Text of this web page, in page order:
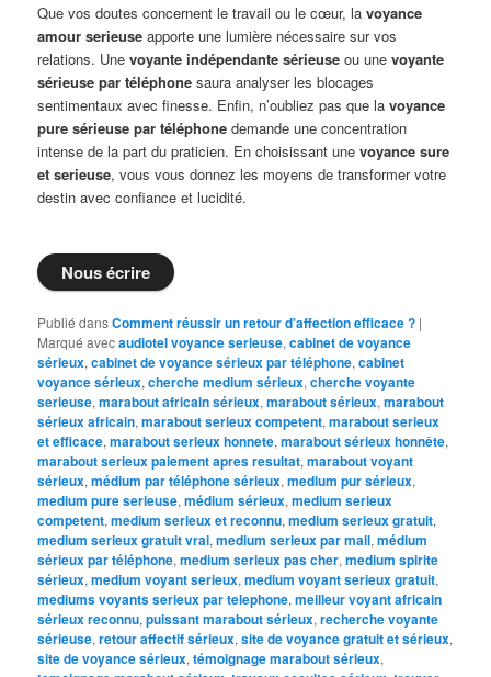
Que vos doutes concernent le travail ou le cœur, lavoyance
amour serieuse apporte une lumière nécessaire sur vos
relations. Unevoyante indépendante sérieuse ou unevoyante
sérieuse par téléphone saura analyser les blocages
sentimentaux avec finesse. Enfin, n’oubliez pas que lavoyance
pure sérieuse par téléphone demande une concentration
intense de la part du praticien. En choisissant unevoyance sure
et serieuse, vous vous donnez les moyens de transformer votre
destin avec confiance et lucidité.
Nous écrire
Publié dansComment réussir un retour d'affection efficace ? |
Marqué avecaudiotel voyance serieuse,cabinet de voyance
sérieux,cabinet de voyance sérieux par téléphone,cabinet
voyance sérieux,cherche medium sérieux,cherche voyante
serieuse,marabout africain sérieux,marabout sérieux,marabout
sérieux africain,marabout serieux competent,marabout serieux
et efficace,marabout serieux honnete,marabout sérieux honnête,
marabout serieux paiement apres resultat,marabout voyant
sérieux,médium par téléphone sérieux,medium pur sérieux,
medium pure serieuse,médium sérieux,medium serieux
competent,medium serieux et reconnu,medium serieux gratuit,
medium serieux gratuit vrai,medium serieux par mail,médium
sérieux par téléphone,medium serieux pas cher,medium spirite
sérieux,medium voyant serieux,medium voyant serieux gratuit,
mediums voyants serieux par telephone,meilleur voyant africain
sérieux reconnu,puissant marabout sérieux,recherche voyante
sérieuse,retour affectif sérieux,site de voyance gratuit et sérieux,
site de voyance sérieux,témoignage marabout sérieux,